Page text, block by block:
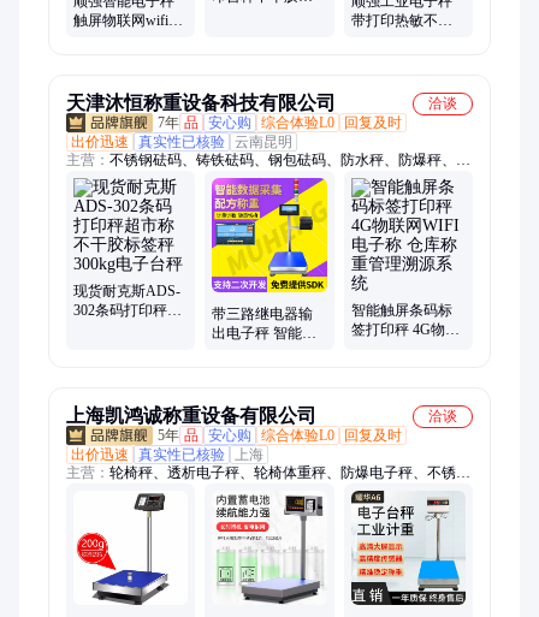
触屏物联网wifi标
带打印热敏不干
天津沐恒称重设备科技有限公司
洽谈
7年 品 安心购 综合体验L0
回复及时
出价迅速
真实性已核验 云南昆明
主营： 不锈钢砝码、铸铁砝码、钢包砝码、防水秤、防爆秤、液
化气罐装秤、滚筒秤、自动检重秤、叉车秤、钢瓶秤、电子吊
秤、电子台秤、单钩砝码、双钩砝码、配重砝码、增坨砝码、电
梯砝码、镀铬砝码、电子地磅、不锈钢地磅、汽车衡、电子天
平、称重模块、无人值守称重系统、地磅自助过磅系统
现货耐克斯ADS-
302条码打印秤超
带三路继电器输
出电子秤 智能触
智能触屏条码标
签打印秤 4G物联
上海凯鸿诚称重设备有限公司
洽谈
5年 品 安心购 综合体验L0
回复及时
出价迅速
真实性已核验
上海
主营： 轮椅秤、透析电子秤、轮椅体重秤、防爆电子秤、不锈钢
电子秤、300kg轮椅体重秤、防爆地磅、称重模块